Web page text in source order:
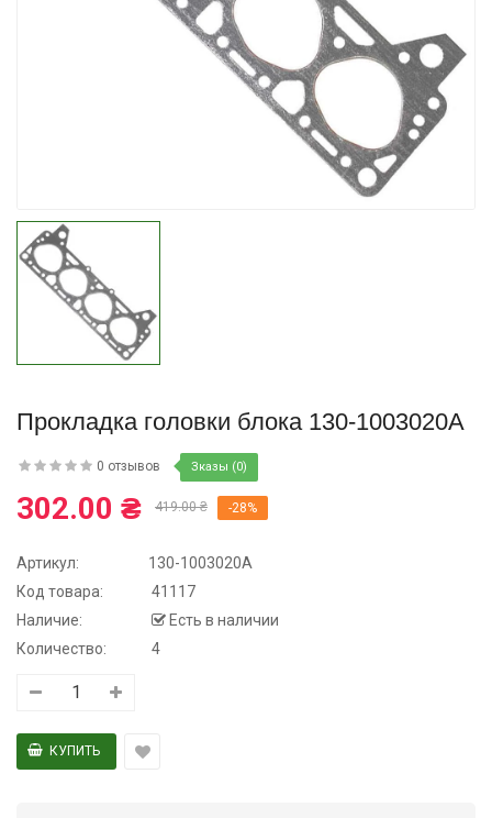
Гидротрансмиссионное
масло JOHN DEERE
дизельное
849.00 ₴ 949.00 ₴
Купить
Прокладка головки блока 130-1003020А
0 отзывов Зказы (0)
302.00 ₴ 419.00 ₴ -28%
Артикул:
130-1003020А
Код товара:
41117
Наличие:
Есть в наличии
Количество:
4